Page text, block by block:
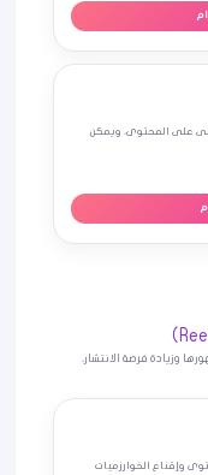
على المحتوى، ويمكن
وزيادة فرصة الانتشار،
وإقناع الخوارزميات